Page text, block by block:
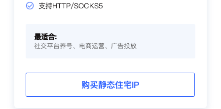
支持HTTP/SOCKS5
最适合:
社交平台养号、电商运营、广告投放
购买静态住宅IP